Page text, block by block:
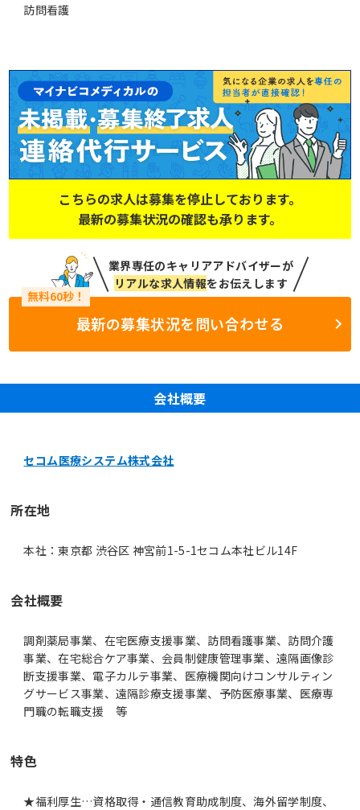
訪問看護
こちらの求人は募集を停止しております。
最新の募集状況の確認も承ります。
業界専任のキャリアアドバイザーが
リアルな求人情報をお伝えします
最新の募集状況を問い合わせる
会社概要
セコム医療システム株式会社
所在地
本社：東京都 渋谷区 神宮前1-5-1セコム本社ビル14F
会社概要
調剤薬局事業、在宅医療支援事業、訪問看護事業、訪問介護
事業、在宅総合ケア事業、会員制健康管理事業、遠隔画像診
断支援事業、電子カルテ事業、医療機関向けコンサルティン
グサービス事業、遠隔診療支援事業、予防医療事業、医療専
門職の転職支援 等
特色
★福利厚生…資格取得・通信教育助成制度、海外留学制度、